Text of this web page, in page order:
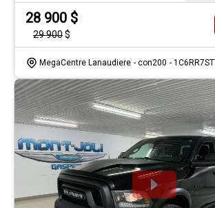
28 900 $
29 900$
MegaCentre Lanaudiere - con200 -